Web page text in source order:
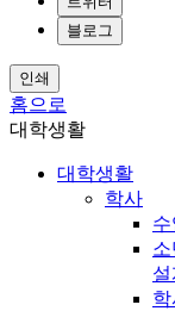
블로그
인쇄
홈으로
대학생활
대학생활
학사
수
설